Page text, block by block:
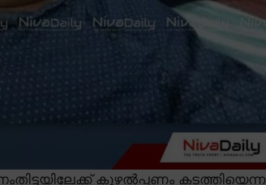
കുഴൽപ്പണം കടത്തിയെന്ന